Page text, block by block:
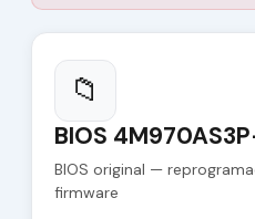
📁
BIOS
BIOS original —
firmware